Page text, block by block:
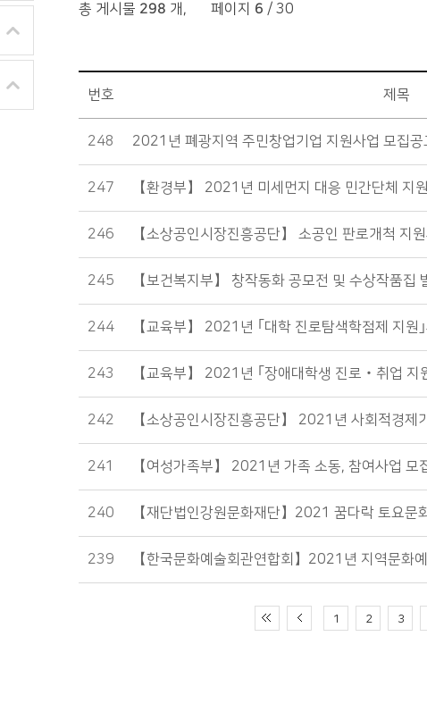
총 게시물 298 개 , 페이지 6 / 30
소통참여 > 민간 분야 공모사업 알림 목록 - 번호, 제목, 파일, 조회수, 작성일정보 제공
번호 제목
248 2021년 폐광지역 주민창업기업 지원사업 모집공
247 【환경부】 2021년 미세먼지 대응 민간단체 지
246 【소상공인시장진흥공단】 소공인 판로개척 지
245 【보건복지부】 창작동화 공모전 및 수상작품집
244 【교육부】 2021년 ｢대학 진로탐색학점제 지원
243 【교육부】 2021년 ｢장애대학생 진로‧취업 지
242 【소상공인시장진흥공단】 2021년 사회적경제
241 【여성가족부】 2021년 가족 소동, 참여사업 모
240 【재단법인강원문화재단】2021 꿈다락 토요문
239 【한국문화예술회관연합회】2021년 지역문화
1 2 3